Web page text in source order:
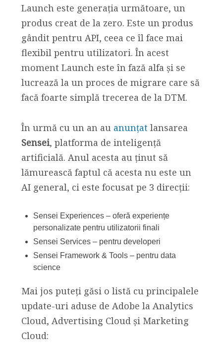
Launch este generația următoare, un
produs creat de la zero. Este un produs
gândit pentru API, ceea ce îl face mai
flexibil pentru utilizatori. În acest
moment Launch este în fază alfa și se
lucrează la un proces de migrare care să
facă foarte simplă trecerea de la DTM.
În urmă cu un an au anunțatlansarea
Sensei, platforma de inteligență
artificială. Anul acesta au ținut să
lămurească faptul că acesta nu este un
AI general, ci este focusat pe 3 direcții:
Sensei Experiences – oferă experiențe
personalizate pentru utilizatorii finali
Sensei Services – pentru developeri
Sensei Framework & Tools – pentru data
science
Mai jos puteți găsi o listă cu principalele
update-uri aduse de Adobe la Analytics
Cloud, Advertising Cloud și Marketing
Cloud: